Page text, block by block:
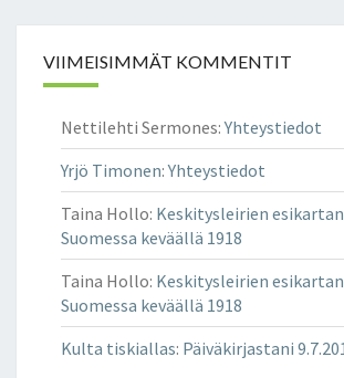
VIIMEISIMMÄT KOMMENTIT
Nettilehti Sermones:Yhteystiedot
Yrjö Timonen:Yhteystiedot
Taina Hollo: Keskitysleirien
Suomessa keväällä 1918
Taina Hollo: Keskitysleirien
Suomessa keväällä 1918
Kulta tiskiallas: Päiväkirjastani